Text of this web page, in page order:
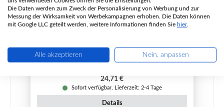
Produktnummer:01003258
Regulärer Preis:
24,71 €
Sofort verfügbar, Lieferzeit: 2-4 Tage
Details
Die Daten werden zum Zweck der Personalisierung von Werbung und zur
Messung der Wirksamkeit von Werbekampagnen erhoben. Die Daten können
mit Google LLC geteilt werden, weitere Informationen finden Sie hier.
Alle akzeptieren Nein, anpassen